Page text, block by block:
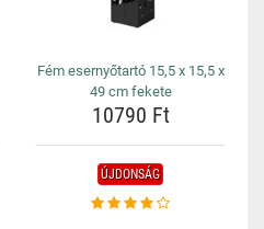
Fém esernyőtartó 15,5 x 15,5 x
49 cm fekete
10790 Ft
ÚJDONSÁG